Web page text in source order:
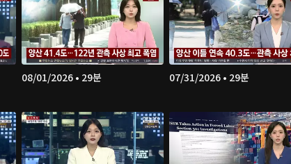
08/01/2026 • 29분 07/31/2026 • 29분